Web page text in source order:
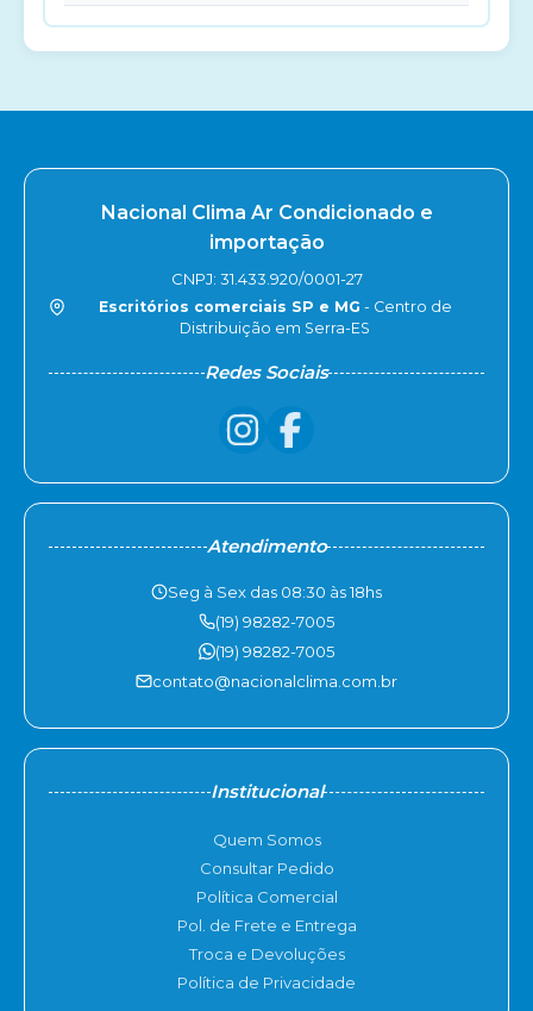
Nacional Clima Ar Condicionado e
importação
CNPJ: 31.433.920/0001-27
Escritórios comerciais SP e MG - Centro de
Distribuição em Serra-ES
Redes Sociais
Atendimento
Seg à Sex das 08:30 às 18hs
(19) 98282-7005
(19) 98282-7005
contato@nacionalclima.com.br
Institucional
Quem Somos
Consultar Pedido
Política Comercial
Pol. de Frete e Entrega
Troca e Devoluções
Política de Privacidade